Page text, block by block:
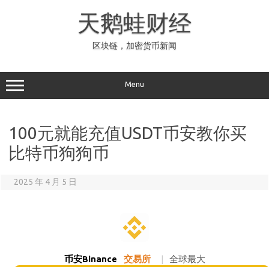
天鹅蛙财经
区块链，加密货币新闻
Menu
100元就能充值USDT币安教你买
比特币狗狗币
2025 年 4 月 5 日
币安Binance 交易所 | 全球最大